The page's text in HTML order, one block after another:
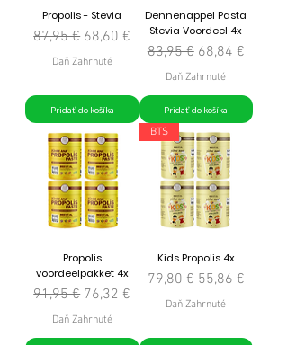
Propolis - Stevia
Normálna cena
87,95 € Zľavnená cena
68,60 €
Daň Zahrnuté
Pridať do košíka
Dennenappel Pasta
Stevia Voordeel 4x
Normálna cena
83,95 € Zľavnená cena
68,84 €
Daň Zahrnuté
Pridať do košíka
Propolis
voordeelpakket 4x
Normálna cena
91,95 € Zľavnená cena
76,32 €
Daň Zahrnuté
BTS
Kids Propolis 4x
Normálna cena
79,80 € Zľavnená cena
55,86 €
Daň Zahrnuté